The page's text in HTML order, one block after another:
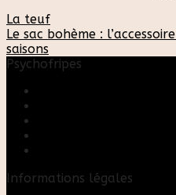
La teuf
Le sac bohème :
saisons
Psychofripes
Informations légales